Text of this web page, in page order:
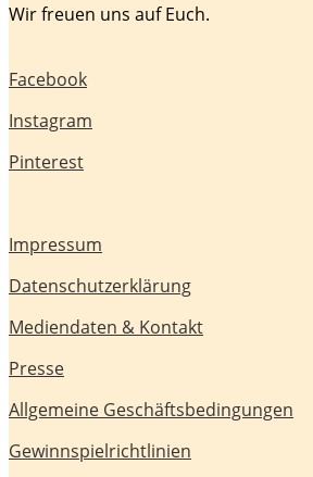
Wir freuen uns auf Euch.
Facebook
Instagram
Pinterest
Impressum
Datenschutzerklärung
Mediendaten & Kontakt
Presse
Allgemeine Geschäftsbedingungen
Gewinnspielrichtlinien